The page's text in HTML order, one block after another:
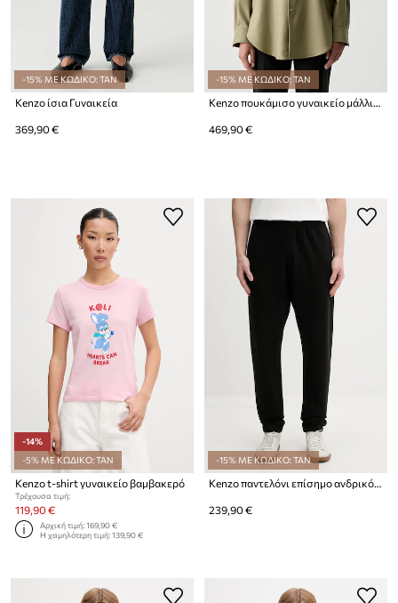
-15% ΜΕ ΚΩΔΙΚΟ: TAN
Kenzo ίσια Γυναικεία
369,90 €
-15% ΜΕ ΚΩΔΙΚΟ: TAN
Kenzo πουκάμισο γυναικείο μάλλινο
469,90 €
-14%
-5% ΜΕ ΚΩΔΙΚΟ: TAN
Kenzo t-shirt γυναικείο βαμβακερό
Τρέχουσα τιμή:
119,90 €
Αρχική τιμή:169,90 €
Η χαμηλότερη τιμή:139,90 €
-15% ΜΕ ΚΩΔΙΚΟ: TAN
239,90 €